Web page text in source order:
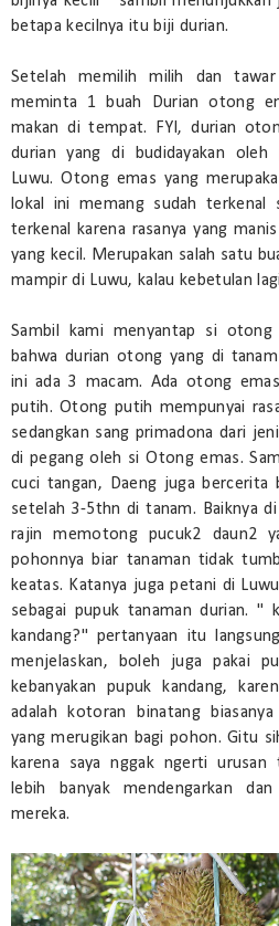
betapa kecilnya itu biji durian.
Setelah memilih milih dan tawar
meminta 1 buah Durian otong
makan di tempat. FYI, durian
durian yang di budidayakan
Luwu. Otong emas yang
lokal ini memang sudah terkenal
terkenal karena rasanya yang
yang kecil. Merupakan salah satu
mampir di Luwu, kalau kebetulan
Sambil kami menyantap si
bahwa durian otong yang di
ini ada 3 macam. Ada otong
putih. Otong putih mempunyai
sedangkan sang primadona dari
di pegang oleh si Otong emas.
cuci tangan, Daeng juga bercerita
setelah 3-5thn di tanam. Baiknya
rajin memotong pucuk2 daun2
pohonnya biar tanaman tidak
keatas. Katanya juga petani di
sebagai pupuk tanaman durian. "
kandang?" pertanyaan itu
menjelaskan, boleh juga pakai
kebanyakan pupuk kandang,
adalah kotoran binatang
yang merugikan bagi pohon. Gitu
karena saya nggak ngerti urusan
lebih banyak mendengarkan
mereka.